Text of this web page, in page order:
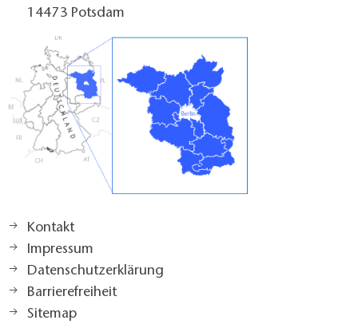
14473 Potsdam
Kontakt
Impressum
Datenschutzerklärung
Barrierefreiheit
Sitemap